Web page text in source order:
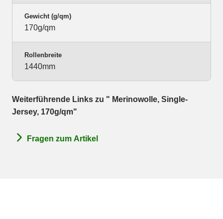
Gewicht (g/qm)
170g/qm
Rollenbreite
1440mm
Weiterführende Links zu " Merinowolle, Single-
Jersey, 170g/qm"
Fragen zum Artikel